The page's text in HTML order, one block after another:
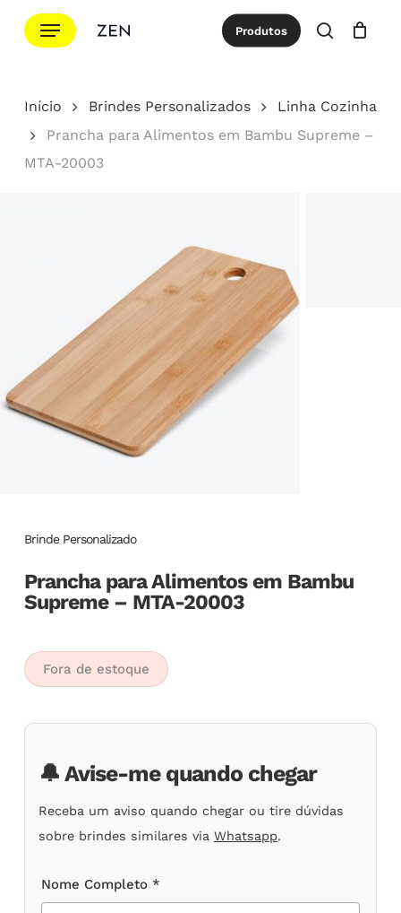
para
principal
Menu Produtos
procurar
Cotação Close
Início Brindes Personalizados
Linha Cozinha
Prancha para Alimentos em Bambu Supreme –
MTA-20003
Brinde Personalizado
Prancha para Alimentos em Bambu
Supreme – MTA-20003
Fora de estoque
🔔 Avise-me quando chegar
Receba um aviso quando chegar ou tire dúvidas
sobre brindes similares via Whatsapp.
Nome Completo *